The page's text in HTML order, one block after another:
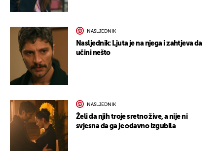
NASLJEDNIK
Nasljednik: Ljuta je na njega i zahtjeva da
učini nešto
NASLJEDNIK
Želi da njih troje sretno žive, a nije ni
svjesna da ga je odavno izgubila